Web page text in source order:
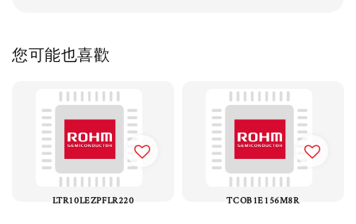
您可能也喜歡
LTR10LEZPFLR220 TCOB1E156M8R